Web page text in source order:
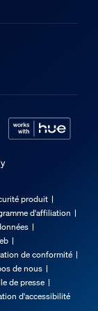
Hue
produit
d'affiliation
de conformité
de nous
de presse
d'accessibilité